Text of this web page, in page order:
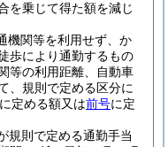
を乗じて得た額を減じ
関等を利用せず、か
歩により通勤するもの
等の利用距離、自動車
、規則で定める区分に
に定める額又は前号に定
規則で定める通勤手当